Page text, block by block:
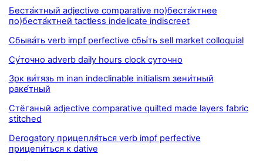
Беста́ктный adjective comparative по)беста́ктнее
по)беста́ктней tactless indelicate indiscreet
Сбыва́ть verb impf perfective сбы́ть sell market colloquial
Су́точно adverb daily hours clock суточно
Зрк ви́тязь m inan indeclinable initialism зени́тный
раке́тный
Стёганый adjective comparative quilted made layers fabric
stitched
Derogatory прицепля́ться verb impf perfective
прицепи́ться к dative